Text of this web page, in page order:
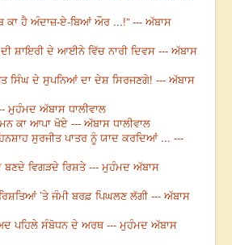
ਕਾ ਹੈ ਅੰਦਾਜ਼-ਏ-ਬਿਆਂ ਔਰ ...!” --- ਅੱਬਾਸ
ਸ਼ਾਇਰੀ ਦੇ ਆਈਨੇ ਵਿੱਚ ਨਾਰੀ ਦਿਵਸ --- ਅੱਬਾਸ
ਸਿੰਘ ਦੇ ਸੁਪਨਿਆਂ ਦਾ ਦੇਸ਼ ਸਿਰਜਣਗੇ! --- ਅੱਬਾਸ
ਮੁਹੰਮਦ ਅੱਬਾਸ ਧਾਲੀਵਾਲ
ਕਾ ਆਪਾ ਖੋਏ --- ਅੱਬਾਸ ਧਾਲੀਵਾਲ
ਸੁਰਜੀਤ ਪਾਤਰ ਨੂੰ ਯਾਦ ਕਰਦਿਆਂ ... ---
ਬਣਦੇ ਵਿਗੜਦੇ ਰਿਸ਼ਤੇ --- ਮੁਹੰਮਦ ਅੱਬਾਸ
’ਤੇ ਜੰਮੀ ਬਰਫ਼ ਪਿਘਲਣ ਲੱਗੀ --- ਅੱਬਾਸ
ਪਹਿਲੇ ਸੰਬੋਧਨ ਦੇ ਅਰਥ --- ਮੁਹੰਮਦ ਅੱਬਾਸ